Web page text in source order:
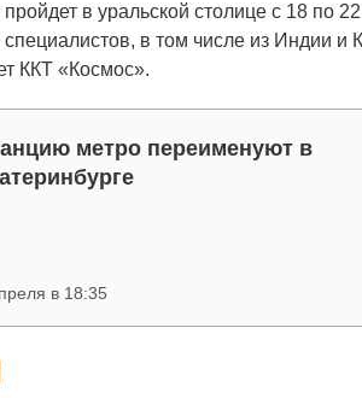
в уральской столице с 18 по
в том числе из Индии и
ККТ «Космос».
метро переименуют в
в 18:35